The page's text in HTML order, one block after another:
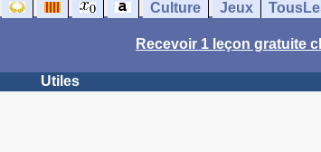
Culture Jeux
Recevoir 1 leçon gratuite
Utiles